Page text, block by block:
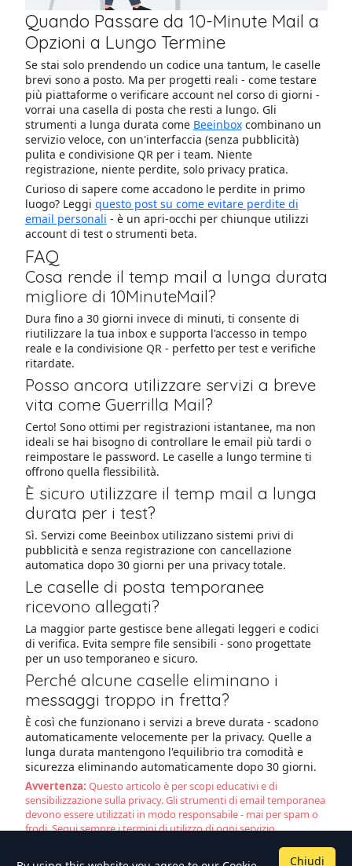
Quando Passare da 10-Minute Mail a
Opzioni a Lungo Termine
Se stai solo prendendo un codice una tantum, le caselle
brevi sono a posto. Ma per progetti reali - come testare
più piattaforme o verificare account nel corso di giorni -
vorrai una casella di posta che resti a lungo. Gli
strumenti a lunga durata come Beeinboxcombinano un
servizio veloce, con un'interfaccia (senza pubblicità)
pulita e condivisione QR per i team. Niente
registrazione, niente perdite, solo privacy pratica.
Curioso di sapere come accadono le perdite in primo
luogo? Leggi questo post su come evitare perdite di
email personali - è un apri-occhi per chiunque utilizzi
account di test o strumenti beta.
FAQ
Cosa rende il temp mail a lunga durata
migliore di 10MinuteMail?
Dura fino a 30 giorni invece di minuti, ti consente di
riutilizzare la tua inbox e supporta l'accesso in tempo
reale e la condivisione QR - perfetto per test e verifiche
ritardate.
Posso ancora utilizzare servizi a breve
vita come Guerrilla Mail?
Certo! Sono ottimi per registrazioni istantanee, ma non
ideali se hai bisogno di controllare le email più tardi o
reimpostare le password. Le caselle a lungo termine ti
offrono quella flessibilità.
È sicuro utilizzare il temp mail a lunga
durata per i test?
Sì. Servizi come Beeinbox utilizzano sistemi privi di
pubblicità e senza registrazione con cancellazione
automatica dopo 30 giorni per una privacy totale.
Le caselle di posta temporanee
ricevono allegati?
La maggior parte gestisce bene allegati leggeri e codici
di verifica. Evita sempre file sensibili - sono progettate
per un uso temporaneo e sicuro.
Perché alcune caselle eliminano i
messaggi troppo in fretta?
È così che funzionano i servizi a breve durata - scadono
automaticamente velocemente per la privacy. Quelle a
lunga durata mantengono l'equilibrio tra comodità e
sicurezza eliminando automaticamente dopo 30 giorni.
Avvertenza: Questo articolo è per scopi educativi e di
sensibilizzazione sulla privacy. Gli strumenti di email temporanea
devono essere utilizzati in modo responsabile - mai per spam o
frodi. Segui sempre i termini di utilizzo di ogni servizio.
Chiudi